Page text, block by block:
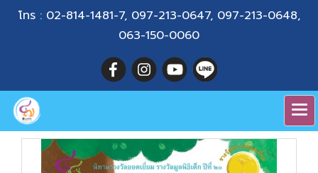
โทร : 02-814-1481-7, 097-213-0647, 097-213-0648,
063-150-0060